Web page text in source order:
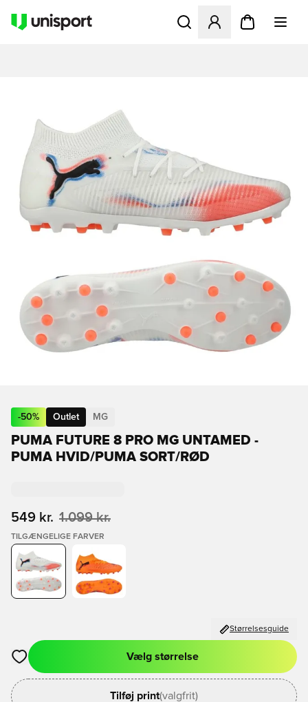
Åbner en Modal til at
-50% Outlet MG
PUMA FUTURE 8 PRO MG UNTAMED -
PUMA HVID/PUMA SORT/RØD
549 kr. 1.099 kr.
TILGÆNGELIGE FARVER
Størrelsesguide
Åbner en Modal til at logge ind eller tilmelde dig som medlem
Vælg størrelse
Tilføj print(valgfrit)